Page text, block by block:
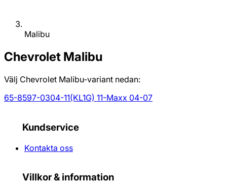
Malibu
Chevrolet Malibu
Välj Chevrolet Malibu-variant nedan:
65-8597-0304-11(KL1G) 11-Maxx 04-07
Kundservice
Kontakta oss
Villkor & information